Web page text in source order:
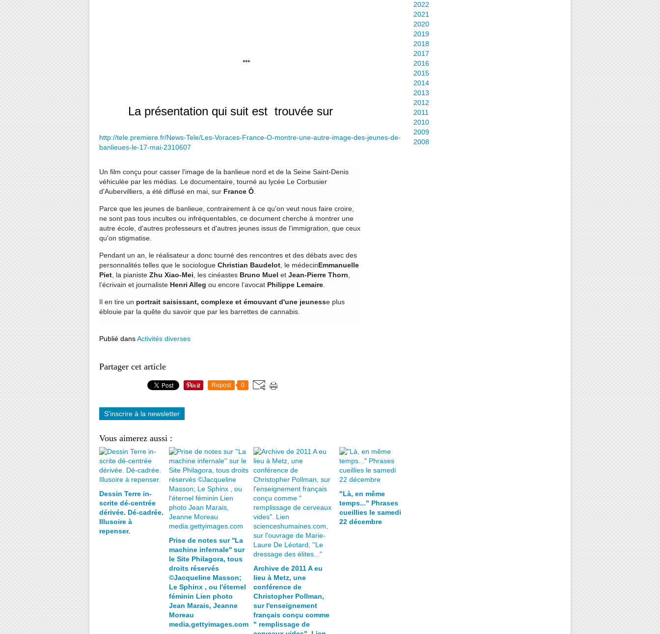
***
La présentation qui suit est trouvée sur
http://tele.premiere.fr/News-Tele/Les-Voraces-France-O-montre-une-autre-image-des-jeunes-de-
banlieues-le-17-mai-2310607
Un film conçu pour casser l'image de la banlieue nord et de la Seine Saint-Denis
véhiculée par les médias. Le documentaire, tourné au lycée Le Corbusier
d'Aubervilliers, a été diffusé en mai, sur France Ô
Parce que les jeunes de banlieue, contrairement à ce qu'on veut nous faire croire,
ne sont pas tous incultes ou infréquentables, ce document cherche à montrer une
autre école, d'autres professeurs et d'autres jeunes issus de l'immigration, que ceux
qu'on stigmatise.
Pendant un an, le réalisateur a donc tourné des rencontres et des débats avec des
personnalités telles que le sociologue Christian Baudelot , le médecinEmmanuelle
Piet , la pianiste Zhu Xiao-Mei , les cinéastes Bruno Muel et Jean-Pierre Thorn
l’écrivain et journaliste Henri Alleg ou encore l’avocat Philippe Lemaire
Il en tire un portrait saisissant, complexe et émouvant d'une jeunesse plus
éblouie par la quête du savoir que par les barrettes de cannabis.
Publié dansActivités diverses
Partager cet article
Repost 0
S'inscrire à la newsletter
Vous aimerez aussi :
Dessin Terre in-
scrite dé-centrée
dérivée. Dé-cadrée.
Illusoire à
repenser.
Prise de notes sur ''La
machine infernale'' sur
le Site Philagora, tous
droits réservés
©Jacqueline Masson;
Le Sphinx , ou l'éternel
féminin Lien photo
Jean Marais, Jeanne
Moreau
media.gettyimages.com
Archive de 2011 A eu
lieu à Metz, une
conférence de
Christopher Pollman,
sur l'enseignement
français conçu comme
" remplissage de
"Là, en même
temps..." Phrases
cueillies le samedi
22 décembre
2022
2021
2020
2019
2018
2017
2016
2015
2014
2013
2012
2011
2010
2009
2008